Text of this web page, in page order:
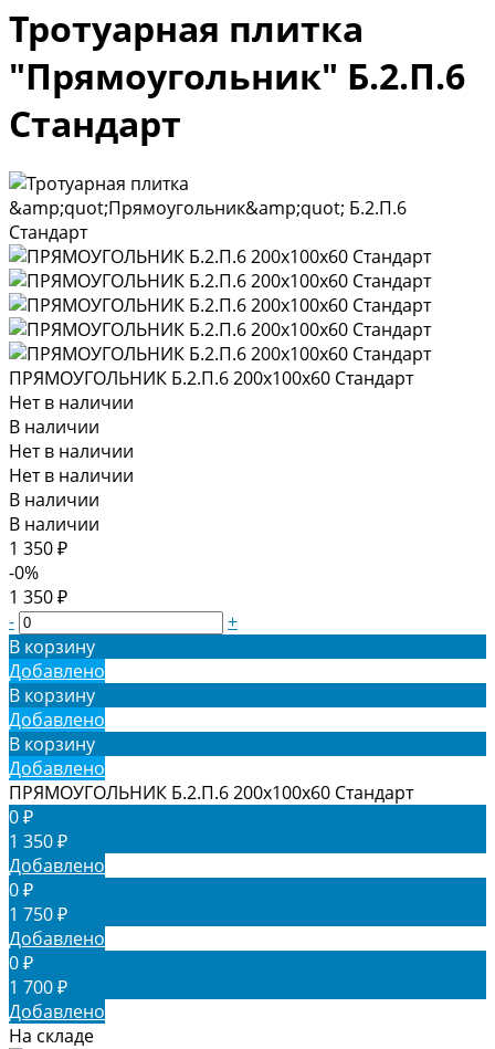
Тротуарная плитка
"Прямоугольник" Б.2.П.6
Стандарт
ПРЯМОУГОЛЬНИК Б.2.П.6 200х100х60 Стандарт
Нет в наличии
В наличии
Нет в наличии
Нет в наличии
В наличии
В наличии
1 350 ₽
-0%
1 350 ₽
-
+
В корзину
Добавлено
В корзину
Добавлено
В корзину
Добавлено
ПРЯМОУГОЛЬНИК Б.2.П.6 200х100х60 Стандарт
0 ₽
1 350 ₽
Добавлено
0 ₽
1 750 ₽
Добавлено
0 ₽
1 700 ₽
Добавлено
На складе